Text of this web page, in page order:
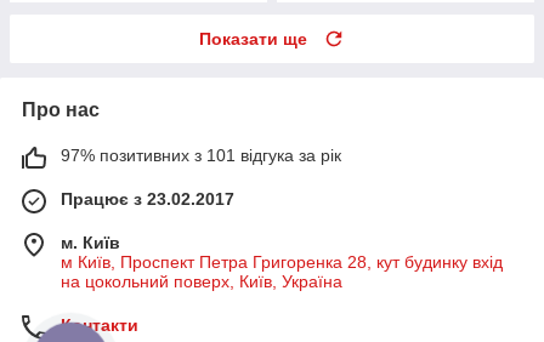
Показати ще
Про нас
97% позитивних з 101 відгука за рік
Працює з 23.02.2017
м. Київ
м Київ, Проспект Петра Григоренка 28, кут будинку вхід
на цокольний поверх, Київ, Україна
Контакти